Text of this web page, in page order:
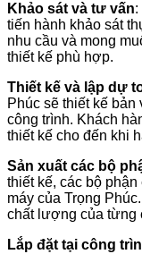
Khảo sát và tư vấn:
tiến hành khảo sát
nhu cầu và mong
thiết kế phù hợp.
Thiết kế và lập dự
Phúc sẽ thiết kế
công trình. Khách
thiết kế cho đến khi
Sản xuất các bộ
thiết kế, các bộ
máy của Trọng
chất lượng của từng
Lắp đặt tại công